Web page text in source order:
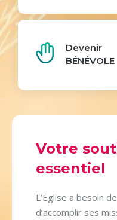
Devenir
BÉNÉVOLE
Votre
essentiel
L’Eglise a besoin
d’accomplir ses